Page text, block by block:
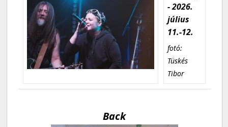
- 2026.
július
11.-12.
fotó:
Tüskés
Tibor
Back